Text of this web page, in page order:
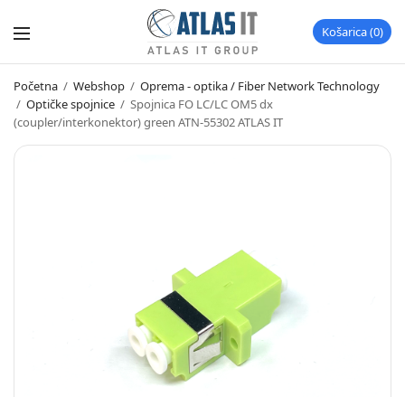
Košarica 0
Početna / Webshop / Oprema - optika / Fiber Network Technology
/ Optičke spojnice / Spojnica FO LC/LC OM5 dx
(coupler/interkonektor) green ATN-55302 ATLAS IT